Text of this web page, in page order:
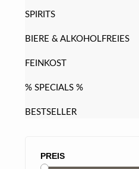
PREIS
SPIRITS
BIERE & ALKOHOLFREIES
FEINKOST
% SPECIALS %
BESTSELLER